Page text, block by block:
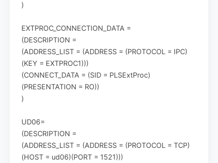
)
EXTPROC_CONNECTION_DATA =
(DESCRIPTION =
(ADDRESS_LIST = (ADDRESS = (PROTOCOL = IPC)
(KEY = EXTPROC1)))
(CONNECT_DATA = (SID = PLSExtProc)
(PRESENTATION = RO))
)
UD06=
(DESCRIPTION =
(ADDRESS_LIST = (ADDRESS = (PROTOCOL = TCP)
(HOST = ud06)(PORT = 1521)))